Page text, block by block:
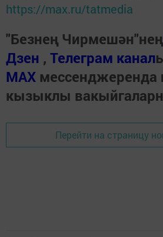
https://max.ru/tatmedia
"Безнең Чирмешән"нең
Дзен , Телеграм канал
МАХ мессенджеренда
кызыклы
Перейти на страницу